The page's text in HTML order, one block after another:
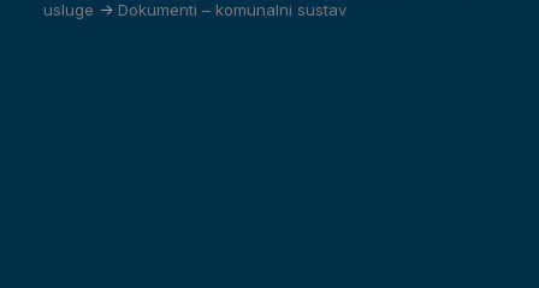
usluge -> Dokumenti – komunalni sustav